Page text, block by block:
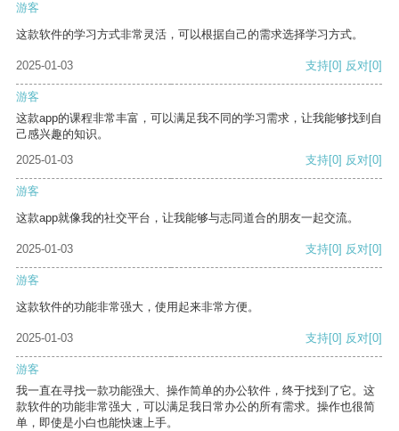
游客
这款软件的学习方式非常灵活，可以根据自己的需求选择学习方式。
2025-01-03 支持[0] 反对[0]
游客
这款app的课程非常丰富，可以满足我不同的学习需求，让我能够找到自
己感兴趣的知识。
2025-01-03
支持[0] 反对[0]
游客
这款app就像我的社交平台，让我能够与志同道合的朋友一起交流。
2025-01-03 支持[0] 反对[0]
游客
这款软件的功能非常强大，使用起来非常方便。
2025-01-03 支持[0] 反对[0]
游客
我一直在寻找一款功能强大、操作简单的办公软件，终于找到了它。这
款软件的功能非常强大，可以满足我日常办公的所有需求。操作也很简
单，即使是小白也能快速上手。